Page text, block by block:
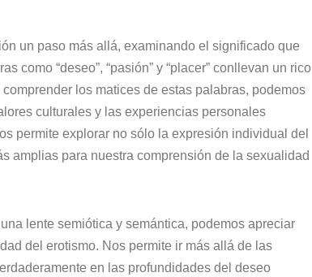
un paso más allá, examinando el significado que
como “deseo”, “pasión” y “placer” conllevan un rico
los matices de estas palabras, podemos
culturales y las experiencias personales
permite explorar no sólo la expresión individual del
amplias para nuestra comprensión de la sexualidad
lente semiótica y semántica, podemos apreciar
del erotismo. Nos permite ir más allá de las
en las profundidades del deseo